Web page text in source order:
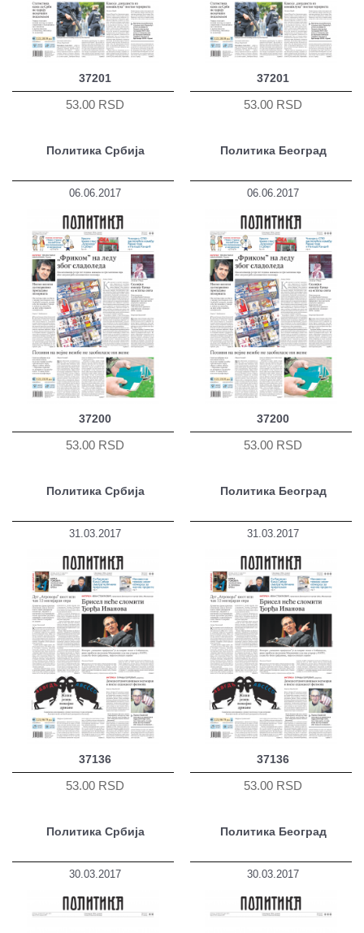
37201
53.00 RSD
37201
53.00 RSD
Политика Србија
06.06.2017
37200
53.00 RSD
Политика Београд
06.06.2017
37200
53.00 RSD
Политика Србија
31.03.2017
37136
53.00 RSD
Политика Београд
31.03.2017
37136
53.00 RSD
Политика Србија
30.03.2017
Политика Београд
30.03.2017